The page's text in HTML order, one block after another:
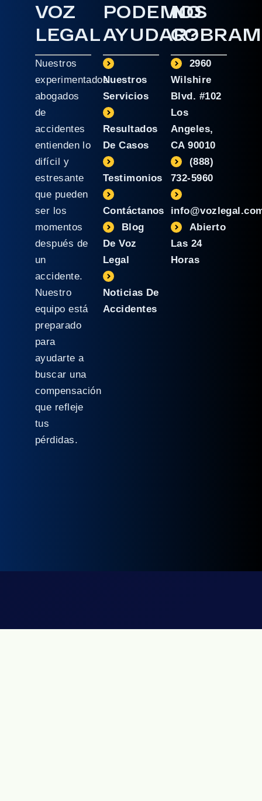
VOZ
LEGAL
Nuestros
experimentados
abogados
de
accidentes
entienden lo
difícil y
estresante
que pueden
ser los
momentos
después de
un
accidente.
Nuestro
equipo está
preparado
para
ayudarte a
buscar una
compensación
que refleje
tus
pérdidas.
PODEMOS
AYUDAR?
Nuestros
Servicios
Resultados
De Casos
Testimonios
Contáctanos
Blog
De Voz
Legal
Noticias De
Accidentes
NO
2960
Wilshire
Blvd. #102
Los
Angeles,
CA 90010
(888)
732-5960
Abierto
Las 24
Horas